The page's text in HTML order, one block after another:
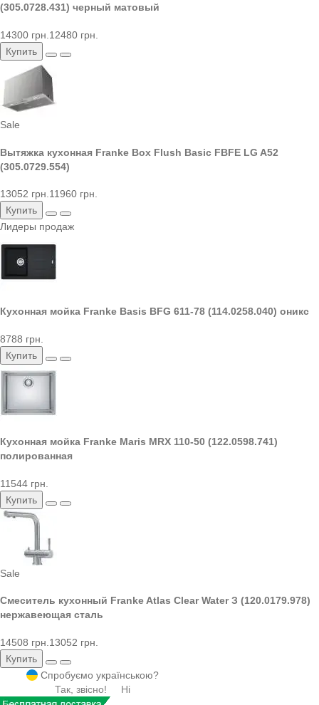
(305.0728.431) черный матовый
14300 грн. 12480 грн.
Купить
Sale
Вытяжка кухонная Franke Box Flush Basic FBFE LG A52
(305.0729.554)
13052 грн.11960 грн.
Купить
Лидеры продаж
Кухонная мойка Franke Basis BFG 611-78 (114.0258.040) оникс
8788 грн.
Купить
Кухонная мойка Franke Maris MRX 110-50 (122.0598.741)
полированная
11544 грн.
Купить
Sale
Смеситель кухонный Franke Atlas Clear Water З (120.0179.978)
нержавеющая сталь
14508 грн. 13052 грн.
Купить
Спробуємо українською?
Так, звісно!
Ні